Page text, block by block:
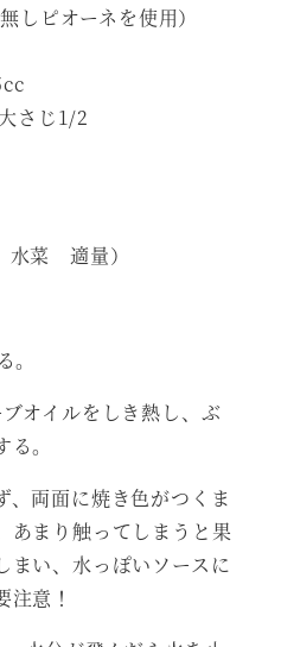
しピオーネを使用）
さじ1/2
水菜 適量）
オイルをしき熱し、ぶ
。
両面に焼き色がつくま
あまり触ってしまうと果
まい、水っぽいソースに
意！